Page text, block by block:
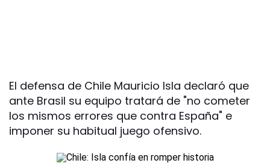
El defensa de Chile Mauricio Isla declaró que
ante Brasil su equipo tratará de "no cometer
los mismos errores que contra España" e
imponer su habitual juego ofensivo.